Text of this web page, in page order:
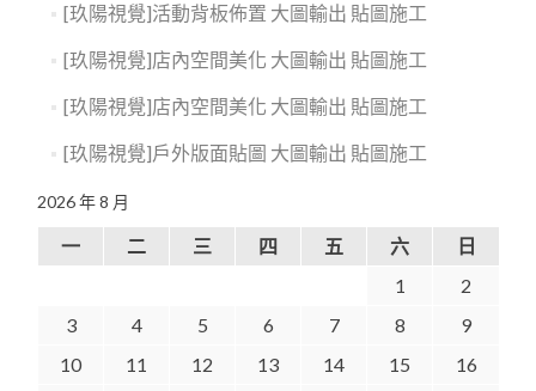
[玖陽視覺]活動背板佈置 大圖輸出 貼圖施工
[玖陽視覺]店內空間美化 大圖輸出 貼圖施工
[玖陽視覺]店內空間美化 大圖輸出 貼圖施工
[玖陽視覺]戶外版面貼圖 大圖輸出 貼圖施工
2026 年 8 月
一 二 三 四 五 六
日
1
2
3
4 5 6 7 8
9
10
11 12 13 14 15
16